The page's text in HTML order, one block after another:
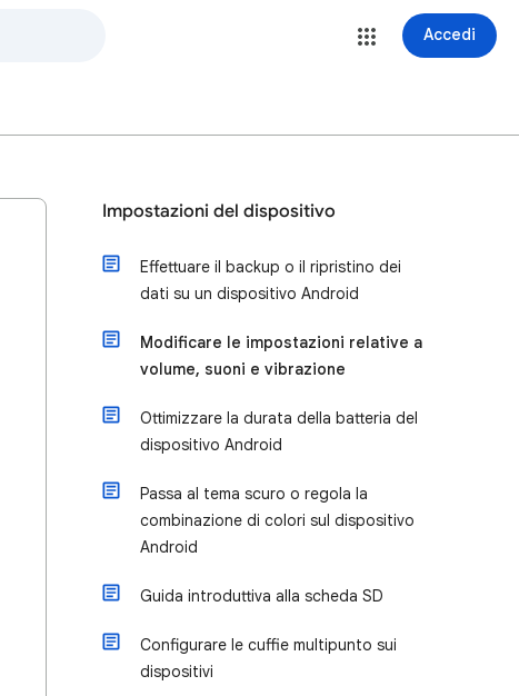
Accedi
Impostazioni del dispositivo
Effettuare il backup o il ripristino dei
dati su un dispositivo Android
Modificare le impostazioni relative a
volume, suoni e vibrazione
Ottimizzare la durata della batteria del
dispositivo Android
Passa al tema scuro o regola la
combinazione di colori sul dispositivo
Android
Guida introduttiva alla scheda SD
Configurare le cuffie multipunto sui
dispositivi